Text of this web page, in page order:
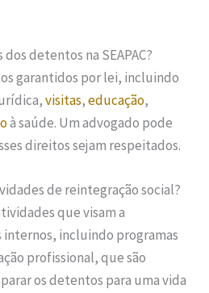
detentos na SEAPAC?
garantidos por lei, incluindo
visitas,educação,
à saúde. Um advogado pode
direitos sejam respeitados.
de reintegração social?
que visam a
internos, incluindo programas
profissional, que são
os detentos para uma vida